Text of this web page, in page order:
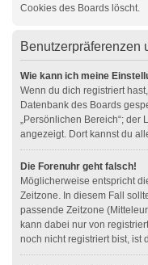
Cookies des Boards löscht.
Benutzerpräferenzen
Wie kann ich meine
Wenn du dich registriert
Datenbank des Boards
„Persönlichen Bereich“; der
angezeigt. Dort kannst du
Die Forenuhr geht falsch!
Möglicherweise entspricht
Zeitzone. In diesem Fall
passende Zeitzone
kann dabei nur von
noch nicht registriert bist, ist